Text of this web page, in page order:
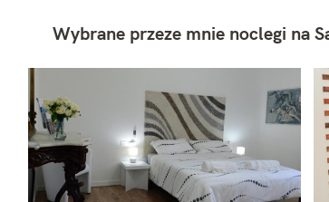
Wybrane przeze mnie noclegi na